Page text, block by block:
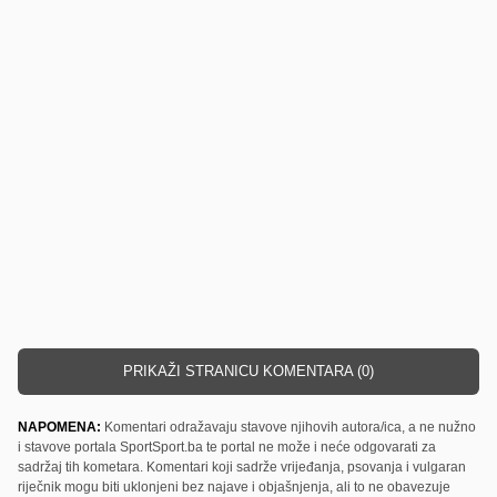
PRIKAŽI STRANICU KOMENTARA (0)
NAPOMENA: Komentari odražavaju stavove njihovih autora/ica, a ne nužno
i stavove portala SportSport.ba te portal ne može i neće odgovarati za
sadržaj tih kometara. Komentari koji sadrže vrijeđanja, psovanja i vulgaran
riječnik mogu biti uklonjeni bez najave i objašnjenja, ali to ne obavezuje